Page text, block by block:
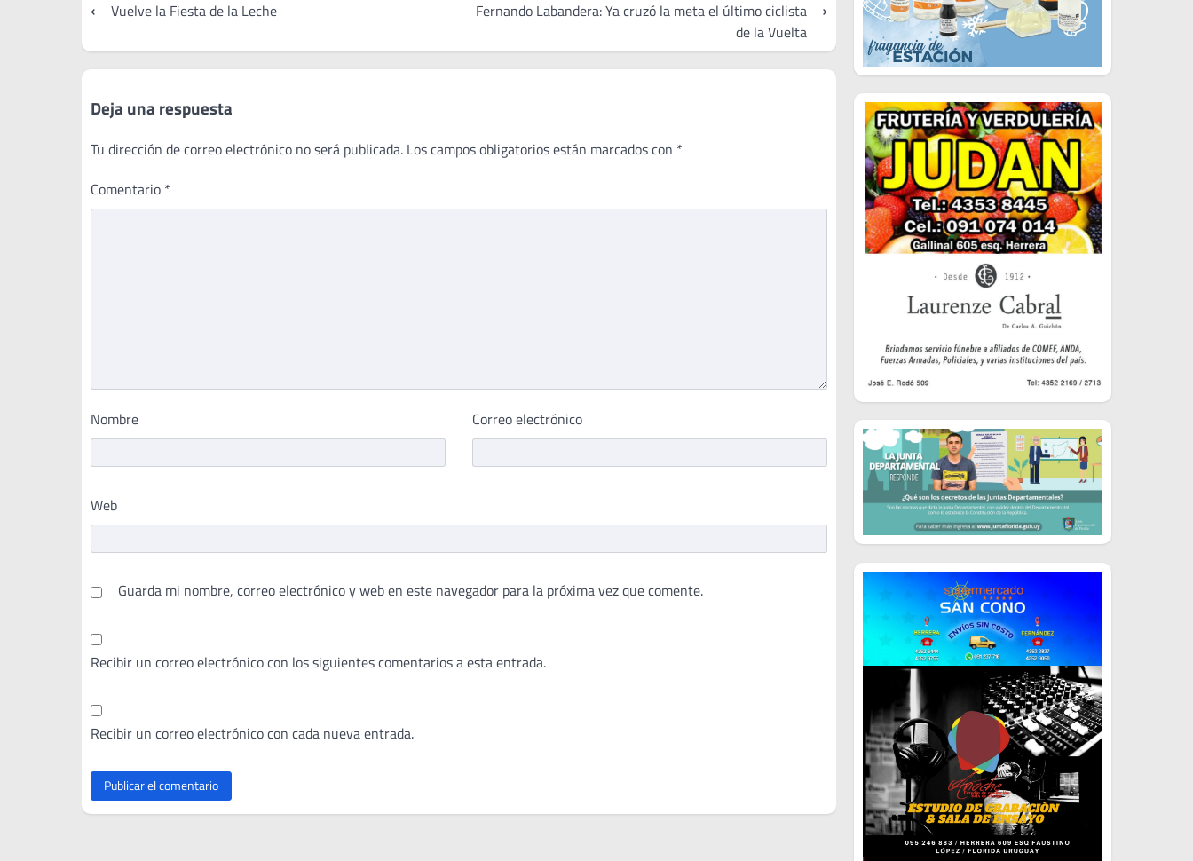
entradas
⟵Vuelve la Fiesta de la Leche
Fernando Labandera: Ya cruzó la meta el último ciclista
de la Vuelta
⟶
Deja una respuesta
Tu dirección de correo electrónico no será publicada. Los campos obligatorios están marcados con *
Comentario *
Nombre Correo electrónico
Web
Guarda mi nombre, correo electrónico y web en este navegador para la próxima vez que comente.
Recibir un correo electrónico con los siguientes comentarios a esta entrada.
Recibir un correo electrónico con cada nueva entrada.